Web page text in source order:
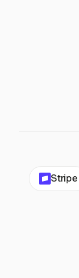
Stripe